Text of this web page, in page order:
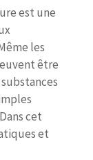
est une
les
être
cet
et